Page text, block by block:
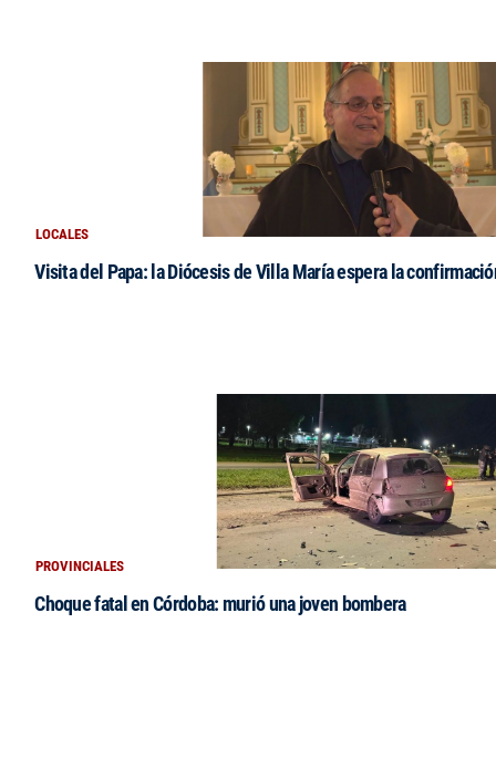
LOCALES
Visita del Papa: la Diócesis de Villa María espera la
PROVINCIALES
Choque fatal en Córdoba: murió una joven bombera